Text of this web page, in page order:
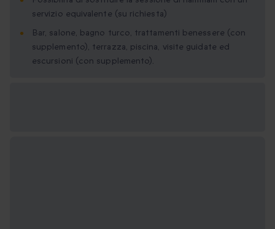
servizio equivalente (su richiesta)
Bar, salone, bagno turco, trattamenti benessere (con
supplemento), terrazza, piscina, visite guidate ed
escursioni (con supplemento).